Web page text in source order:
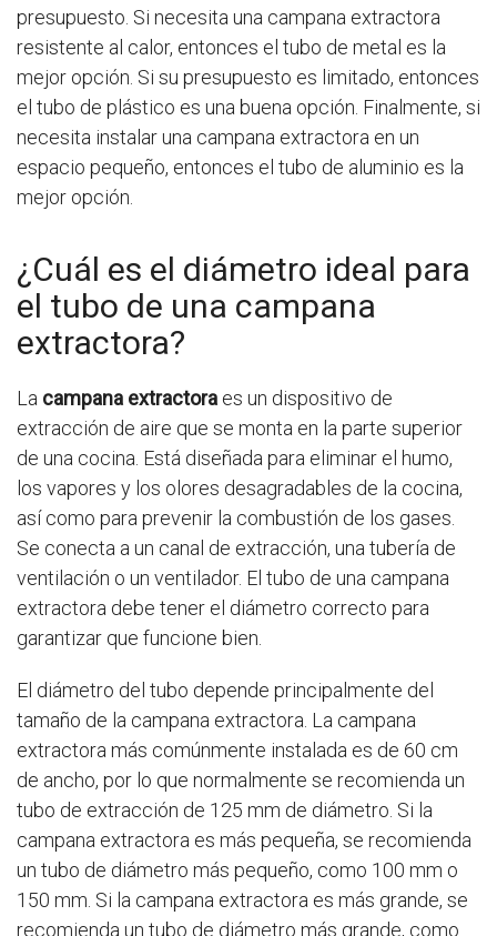
presupuesto. Si necesita una campana extractora
resistente al calor, entonces el tubo de metal es la
mejor opción. Si su presupuesto es limitado, entonces
el tubo de plástico es una buena opción. Finalmente, si
necesita instalar una campana extractora en un
espacio pequeño, entonces el tubo de aluminio es la
mejor opción.
¿Cuál es el diámetro ideal para
el tubo de una campana
extractora?
La campana extractora es un dispositivo de
extracción de aire que se monta en la parte superior
de una cocina. Está diseñada para eliminar el humo,
los vapores y los olores desagradables de la cocina,
así como para prevenir la combustión de los gases.
Se conecta a un canal de extracción, una tubería de
ventilación o un ventilador. El tubo de una campana
extractora debe tener el diámetro correcto para
garantizar que funcione bien.
El diámetro del tubo depende principalmente del
tamaño de la campana extractora. La campana
extractora más comúnmente instalada es de 60 cm
de ancho, por lo que normalmente se recomienda un
tubo de extracción de 125 mm de diámetro. Si la
campana extractora es más pequeña, se recomienda
un tubo de diámetro más pequeño, como 100 mm o
150 mm. Si la campana extractora es más grande, se
recomienda un tubo de diámetro más grande, como